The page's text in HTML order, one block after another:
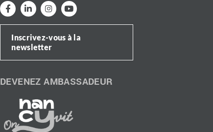
Inscrivez-vous à la
newsletter
DEVENEZ AMBASSADEUR